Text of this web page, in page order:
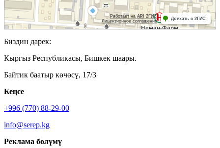
Биздин дарек:
Кыргыз Республикасы, Бишкек шаары.
Байтик баатыр көчөсү, 17/3
Кеӊсе
+996 (770) 88-29-00
info@serep.kg
Реклама бөлүмү